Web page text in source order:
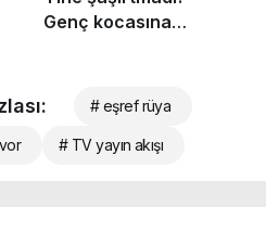
# eşref rüya
# TV yayın akışı